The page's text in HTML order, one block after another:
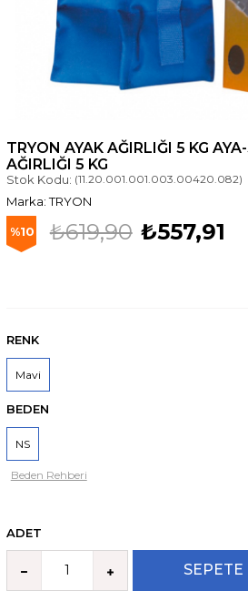
TRYON AYAK AĞIRLIĞI 5 KG
AĞIRLIĞI 5 KG
Stok Kodu: (11.20.001.001.003.00420.082)
TRYON
10 ₺619,90 ₺557,91
RENK
Mavi
BEDEN
NS
Beden Rehberi
ADET